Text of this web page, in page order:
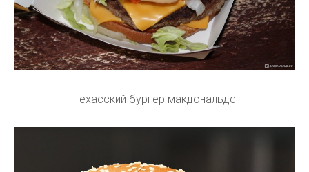
Техасский бургер макдональдс